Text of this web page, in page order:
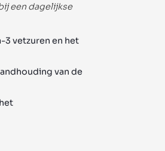
een dagelijkse
3 vetzuren en het
van de